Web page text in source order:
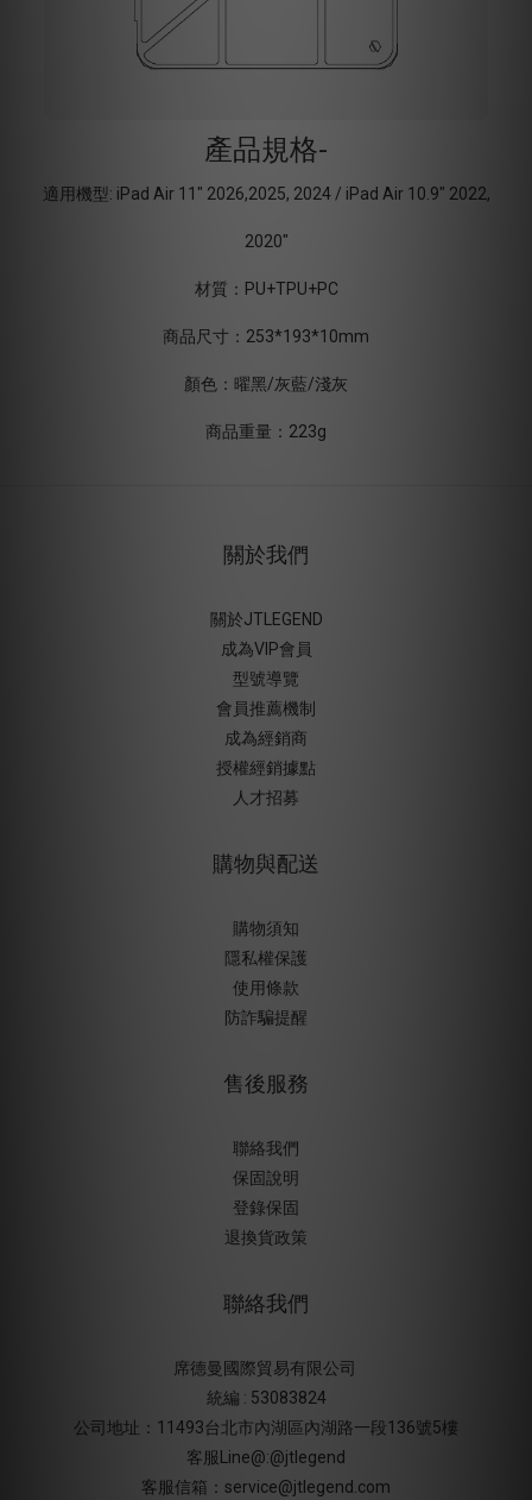
產品規格-
適用機型: iPad Air 11" 2026,2025, 2024 / iPad Air 10.9" 2022,
2020"
材質：PU+TPU+PC
商品尺寸：253*193*10mm
顏色：曜黑/灰藍/淺灰
商品重量：223g
關於我們
關於JTLEGEND
成為VIP會員
型號導覽
會員推薦機制
成為經銷商
授權經銷據點
人才招募
購物與配送
購物須知
隱私權保護
使用條款
防詐騙提醒
售後服務
聯絡我們
保固說明
登錄保固
退換貨政策
聯絡我們
席德曼國際貿易有限公司
統編 : 53083824
公司地址：11493台北市內湖區內湖路一段136號5樓
客服Line@:@jtlegend
客服信箱：service@jtlegend.com